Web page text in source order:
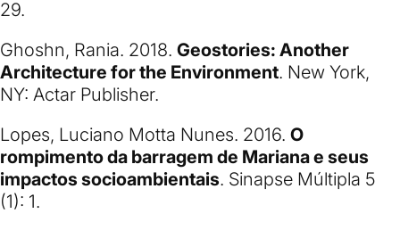
29.
Ghoshn, Rania. 2018. Geostories: Another
Architecture for the Environment. New York,
NY: Actar Publisher.
Lopes, Luciano Motta Nunes. 2016. O
rompimento da barragem de Mariana e seus
impactos socioambientais. Sinapse Múltipla 5
(1): 1.